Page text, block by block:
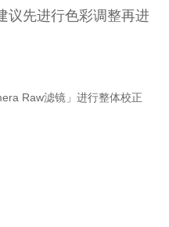
议先进行色彩调整再进
Raw滤镜」进行整体校正